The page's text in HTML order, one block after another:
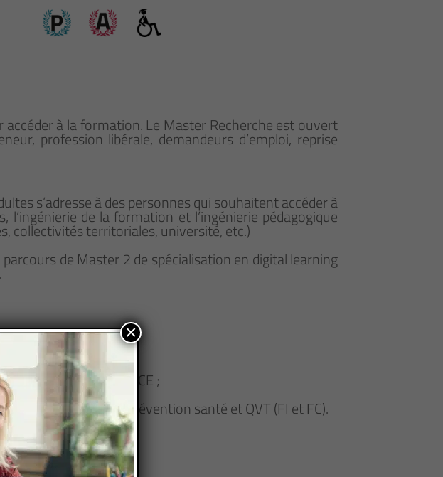
à la formation. Le Master Recherche est ouvert
profession libérale, demandeurs d’emploi, reprise
s’adresse à des personnes qui souhaitent accéder à
de la formation et l’ingénierie pédagogique
collectivités territoriales, université, etc.)
de Master 2 de spécialisation en digital learning
(FC) ;
pédagogique et TICE ;
(FC) ;
de mission prévention santé et QVT (FI et FC).
×